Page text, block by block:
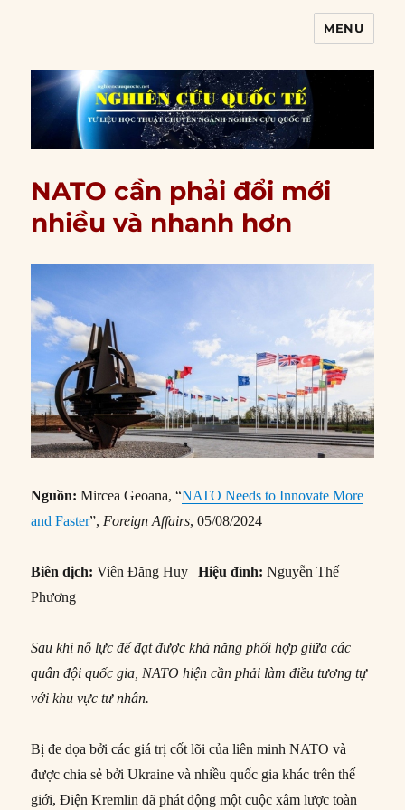
MENU
NATO cần phải đổi mới
nhiều và nhanh hơn
Nguồn: Mircea Geoana, “NATO Needs to Innovate More
and Faster”,Foreign Affairs, 05/08/2024
Biên dịch: Viên Đăng Huy |Hiệu đính: Nguyễn Thế
Phương
Sau khi nỗ lực để đạt được khả năng phối hợp giữa các
quân đội quốc gia, NATO hiện cần phải làm điều tương tự
với khu vực tư nhân.
Bị đe dọa bởi các giá trị cốt lõi của liên minh NATO và
được chia sẻ bởi Ukraine và nhiều quốc gia khác trên thế
giới, Điện Kremlin đã phát động một cuộc xâm lược toàn